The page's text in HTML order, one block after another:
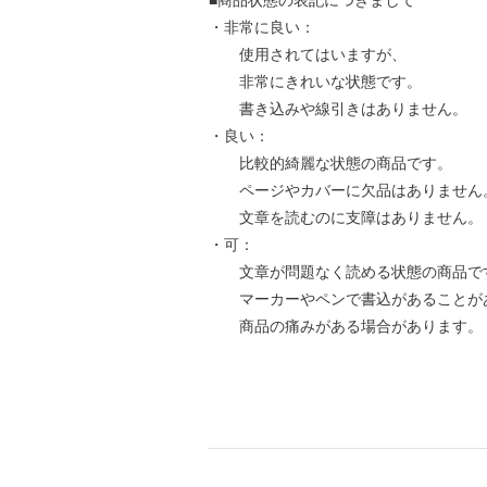
・非常に良い：
使用されてはいますが、
非常にきれいな状態です。
書き込みや線引きはありません。
・良い：
比較的綺麗な状態の商品です。
ページやカバーに欠品はありません
文章を読むのに支障はありません。
・可：
文章が問題なく読める状態の商品で
マーカーやペンで書込があることが
商品の痛みがある場合があります。